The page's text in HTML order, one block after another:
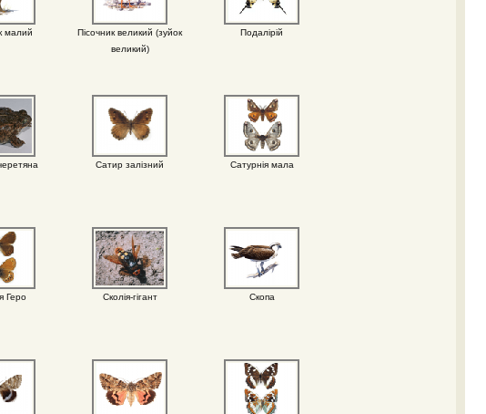
малий
Пісочник великий (зуйок
великий)
Подалірій
Сатир залізний Сатурнія мала
Геро Сколія-гігант Скопа